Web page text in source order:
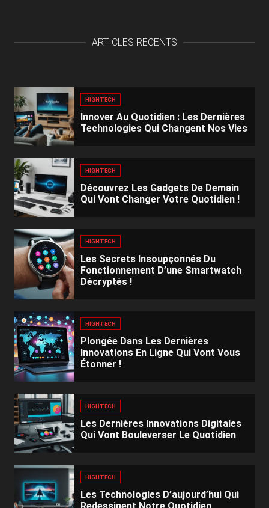
ARTICLES RÉCENTS
HIGHTECH
Innover Au Quotidien : Les Dernières
Technologies Qui Changent Nos Vies
HIGHTECH
Découvrez Les Gadgets De Demain
Qui Vont Changer Votre Quotidien !
HIGHTECH
Les Secrets Insoupçonnés Du
Fonctionnement D’une Smartwatch
Décryptés !
HIGHTECH
Plongée Dans Les Dernières
Innovations En Ligne Qui Vont Vous
Étonner !
HIGHTECH
Les Dernières Innovations Digitales
Qui Vont Bouleverser Le Quotidien
HIGHTECH
Les Technologies D’aujourd’hui Qui